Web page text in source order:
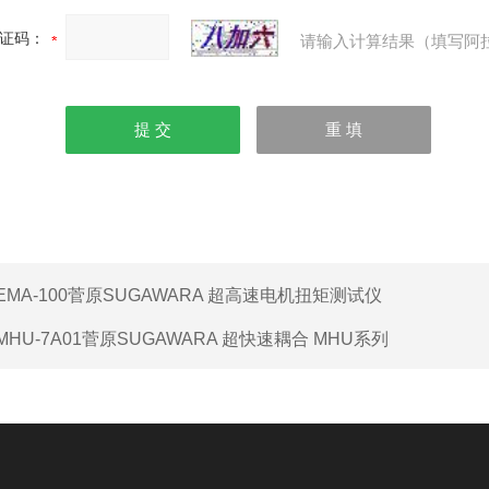
码： 请输入计算结果（填写阿
100菅原SUGAWARA 超高速电机扭矩测试仪
7A01菅原SUGAWARA 超快速耦合 MHU系列